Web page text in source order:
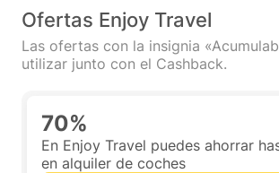
Ofertas Enjoy Travel
Las ofertas con la insignia
utilizar junto con el Cashback.
70%
En Enjoy Travel puedes ahorrar
en alquiler de coches